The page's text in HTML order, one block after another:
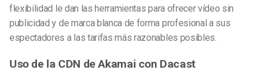
flexibilidad le dan las herramientas para ofrecer vídeo sin
publicidad y de marca blanca de forma profesional a sus
espectadores a las tarifas más razonables posibles.
Uso de la CDN de Akamai con Dacast